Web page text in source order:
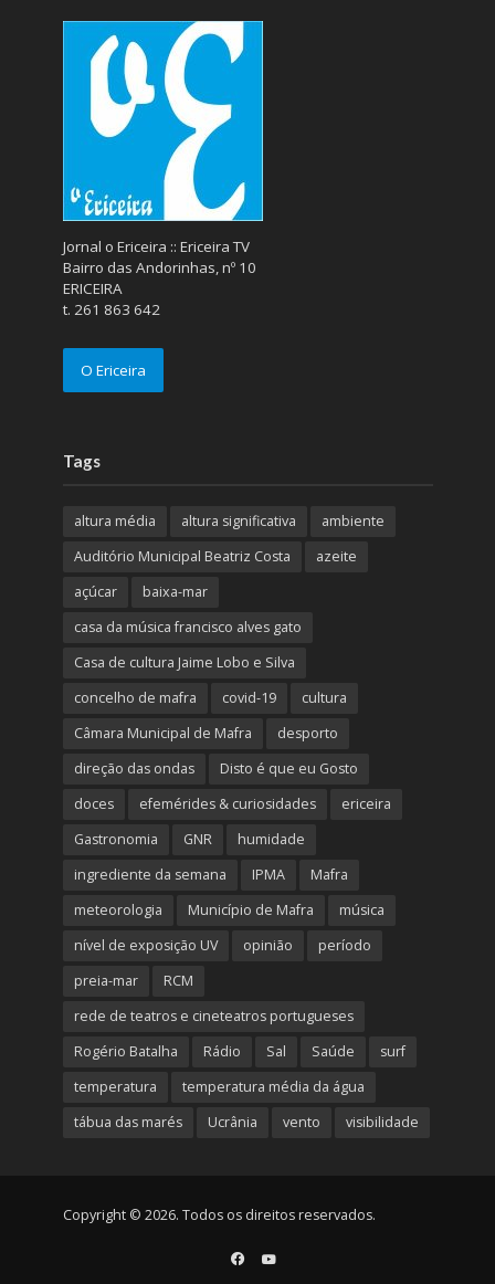
Jornal o Ericeira :: Ericeira TV
Bairro das Andorinhas, nº 10
ERICEIRA
t. 261 863 642
O Ericeira
Tags
altura média altura significativa
ambiente
Auditório Municipal Beatriz Costa
azeite
açúcar
baixa-mar
casa da música francisco alves gato
Casa de cultura Jaime Lobo e Silva
concelho de mafra
covid-19
cultura
Câmara Municipal de Mafra
desporto
direção das ondas
Disto é que eu Gosto
doces
efemérides & curiosidades
ericeira
Gastronomia
GNR
humidade
ingrediente da semana
IPMA
Mafra
meteorologia
Município de Mafra
música
nível de exposição UV
opinião
período
preia-mar
RCM
rede de teatros e cineteatros portugueses
Rogério Batalha
Rádio Sal Saúde
surf
temperatura
temperatura média da água
tábua das marés
Ucrânia vento visibilidade
Copyright © 2026. Todos os direitos reservados.